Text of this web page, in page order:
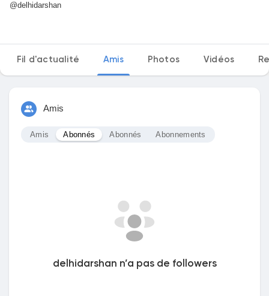
@delhidarshan
Fil d'actualité Amis Photos Vidéos
Amis
Amis Abonnés Abonnés Abonnements
delhidarshan n’a pas de followers